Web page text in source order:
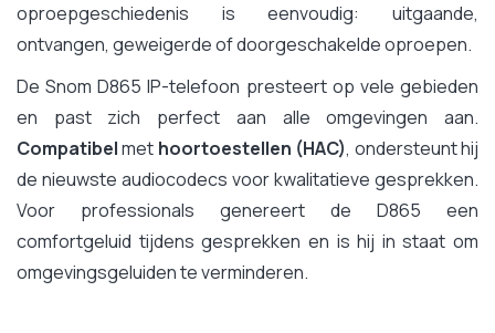
oproepgeschiedenis is eenvoudig: uitgaande,
ontvangen, geweigerde of doorgeschakelde oproepen.
De Snom D865 IP-telefoon presteert op vele gebieden
en past zich perfect aan alle omgevingen aan.
Compatibelmet hoortoestellen (HAC), ondersteunt hij
de nieuwste audiocodecs voor kwalitatieve gesprekken.
Voor professionals genereert de D865 een
comfortgeluid tijdens gesprekken en is hij in staat om
omgevingsgeluiden te verminderen.